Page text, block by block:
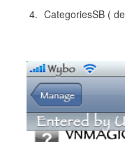
CategoriesSB (